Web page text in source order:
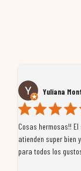
Yuliana
Cosas hermosas!!
atienden super bien
para todos los